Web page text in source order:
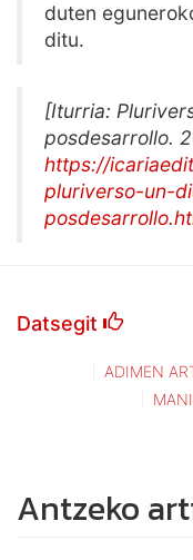
duten
ditu.
[Iturria:
posdesarrollo.
https://
pluriverso-un-
Datsegit
ADIMEN
Antzeko